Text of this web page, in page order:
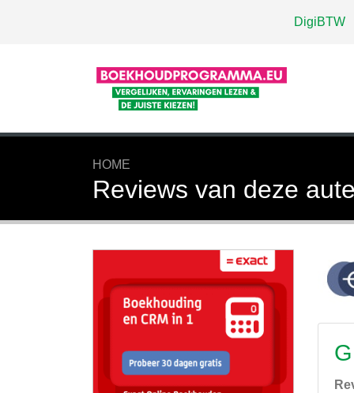
DigiBTW
HOME
Reviews van deze